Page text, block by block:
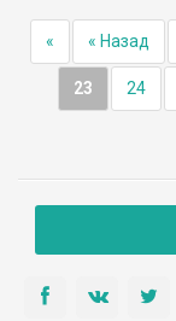
« « Назад
23 24